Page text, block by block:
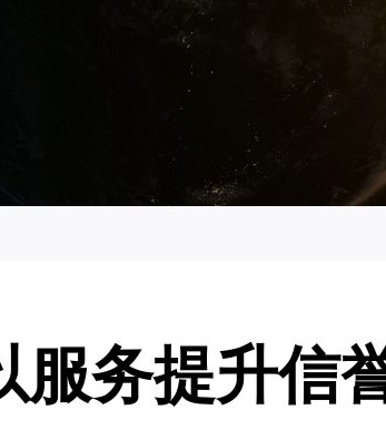
服务提升信